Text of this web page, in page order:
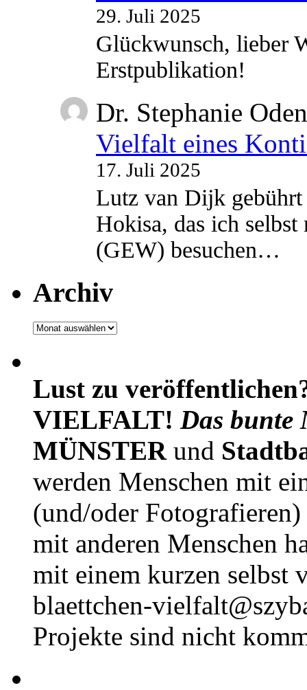
29. Juli 2025
Glückwunsch, lieber
Erstpublikation!
Dr. Stephanie
Vielfalt eines
17. Juli 2025
Lutz van Dijk
Hokisa, das ich
(GEW) besuchen…
Archiv
Archiv
Lust zu
VIELFALT! Das bunte
MÜNSTERund
werden Menschen mit
(und/oder
mit anderen Menschen
mit einem kurzen selbst
blaettchen-
Projekte sind nicht